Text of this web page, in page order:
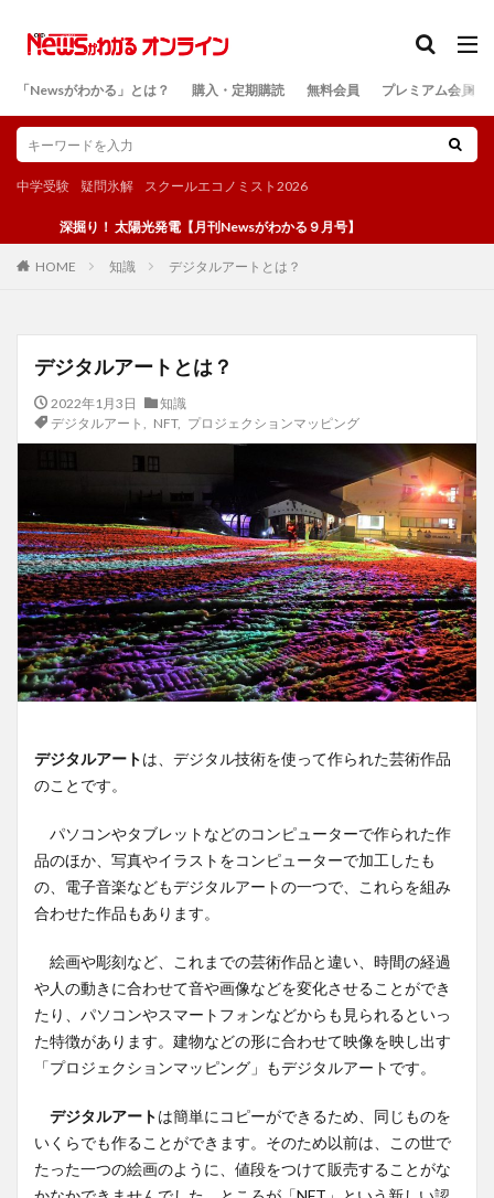
「Newsがわかる」とは？ 購入・定期購読 無料会員 プレミアム会員
中学受験 疑問氷解 スクールエコノミスト2026
深掘り！ 太陽光発電【月刊Newsがわかる９月号】
HOME 知識 デジタルアートとは？
デジタルアートとは？
2022年1月3日
知識
デジタルアート
NFT, プロジェクションマッピング
デジタルアートは、デジタル技術を使って作られた芸術作品
のことです。
パソコンやタブレットなどのコンピューターで作られた作
品のほか、写真やイラストをコンピューターで加工したも
の、電子音楽などもデジタルアートの一つで、これらを組み
合わせた作品もあります。
絵画や彫刻など、これまでの芸術作品と違い、時間の経過
や人の動きに合わせて音や画像などを変化させることができ
たり、パソコンやスマートフォンなどからも見られるといっ
た特徴があります。建物などの形に合わせて映像を映し出す
「プロジェクションマッピング」もデジタルアートです。
デジタルアートは簡単にコピーができるため、同じものを
いくらでも作ることができます。そのため以前は、この世で
たった一つの絵画のように、値段をつけて販売することがな
検索